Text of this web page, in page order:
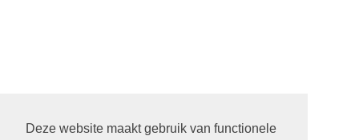
Deze website maakt gebruik van functionele